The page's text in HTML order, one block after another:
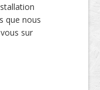
que nous
sur